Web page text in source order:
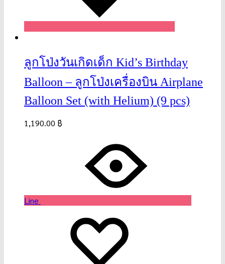
ลูกโป่งวันเกิดเด็ก Kid’s Birthday
Balloon – ลูกโป่งเครื่องบิน Airplane
Balloon Set (with Helium) (9 pcs)
1,190.00 ฿
Line